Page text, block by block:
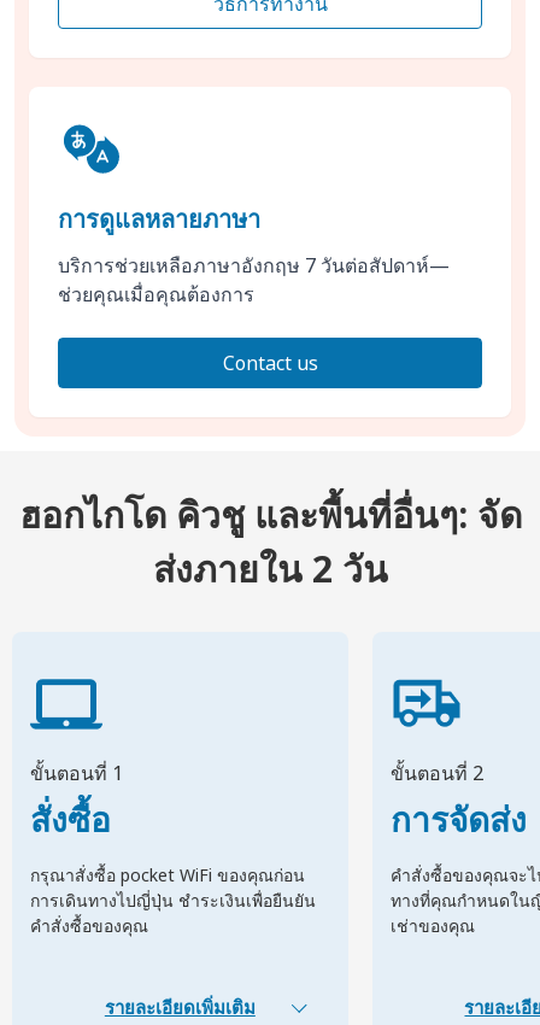
การดูแลหลายภาษา
บริการช่วยเหลือภาษาอังกฤษ 7 วันต่อสัปดาห์—
ช่วยคุณเมื่อคุณต้องการ
Contact us
ฮอกไกโด คิวชู และพื้นที่อื่นๆ: จัด
ส่งภายใน 2 วัน
ขั้นตอนที่ 1
สั่งซื้อ
กรุณาสั่งซื้อ pocket WiFi ของคุณก่อน
การเดินทางไปญี่ปุ่น ชำระเงินเพื่อยืนยัน
คำสั่งซื้อของคุณ
รายละเอียดเพิ่มเติม
ขั้นตอนที่ 2
การจัดส่ง
คำสั่งซื้อของคุณจะ
ทางที่คุณกำหนดใน
เช่าของคุณ
รายละเ